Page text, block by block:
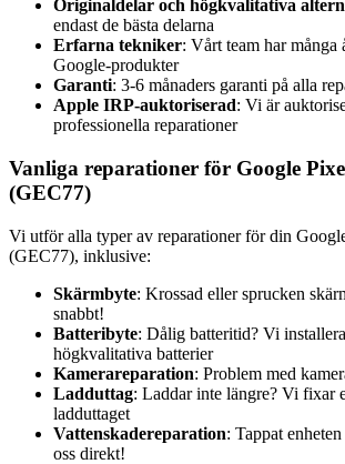
Originaldelar och högkvalitativa
endast de bästa delarna
Erfarna tekniker: Vårt team har många
Google-produkter
Garanti: 3-6 månaders garanti på alla
Apple IRP-auktoriserad: Vi är
professionella reparationer
Vanliga reparationer för Google
(GEC77)
Vi utför alla typer av reparationer för din
(GEC77), inklusive:
Skärmbyte: Krossad eller sprucken
snabbt!
Batteribyte: Dålig batteritid? Vi
högkvalitativa batterier
Kamerareparation: Problem med
Ladduttag: Laddar inte längre? Vi fixar
ladduttaget
Vattenskadereparation: Tappat
oss direkt!